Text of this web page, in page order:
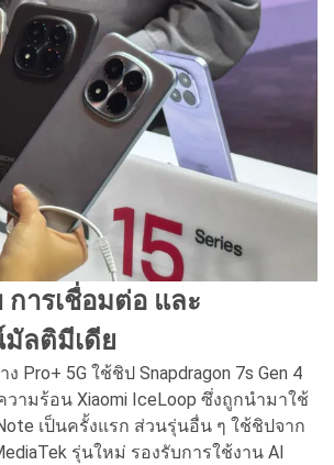
ารเชื่อมต่อ และ
ลติมีเดีย
Pro+ 5G ใช้ชิป Snapdragon 7s Gen 4
ามร้อน Xiaomi IceLoop ซึ่งถูกนำมาใช้
เป็นครั้งแรก ส่วนรุ่นอื่น ๆ ใช้ชิปจาก
รุ่นใหม่ รองรับการใช้งาน AI